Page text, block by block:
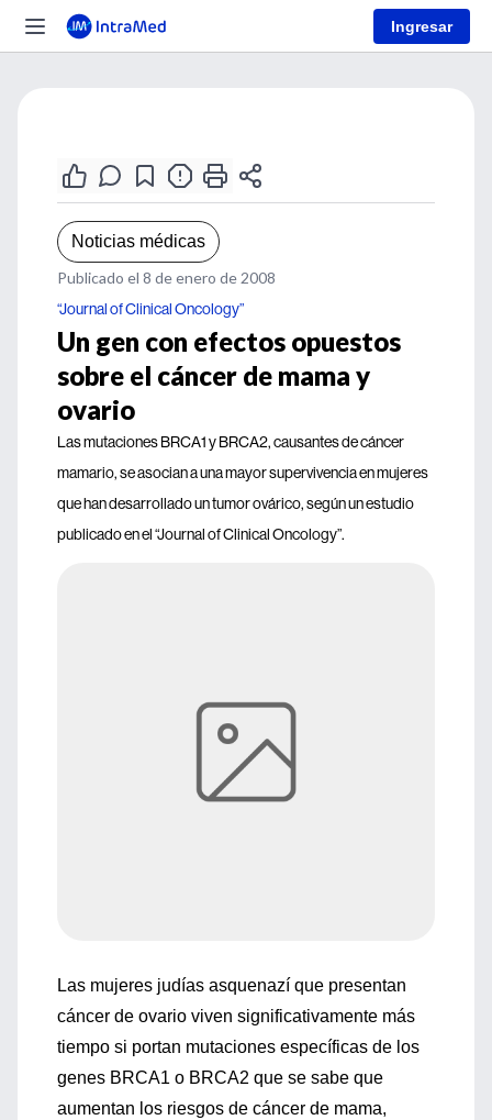
Ingresar
Noticias médicas
Publicado el 8 de enero de 2008
“Journal of Clinical Oncology”
Un gen con efectos opuestos
sobre el cáncer de mama y
ovario
Las mutaciones BRCA1 y BRCA2, causantes de cáncer
mamario, se asocian a una mayor supervivencia en mujeres
que han desarrollado un tumor ovárico, según un estudio
publicado en el “Journal of Clinical Oncology”.
Las mujeres judías asquenazí que presentan
cáncer de ovario viven significativamente más
tiempo si portan mutaciones específicas de los
genes BRCA1 o BRCA2 que se sabe que
aumentan los riesgos de cáncer de mama,